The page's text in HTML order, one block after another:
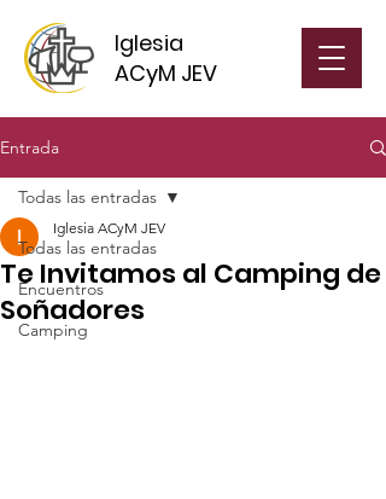
Iglesia
ACyM JEV
Entrada
Todas las entradas
Encuentros
Camping
Todas las entradas
Te Invitamos al Camping de
Soñadores
Iglesia ACyM JEV